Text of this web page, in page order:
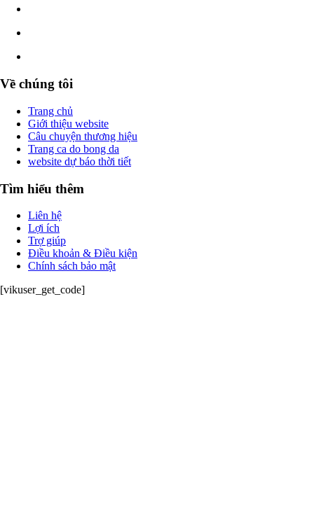
Về chúng tôi
Trang chủ
Giới thiệu website
Câu chuyện thương hiệu
Trang ca do bong da
website dự báo thời tiết
Tìm hiểu thêm
Liên hệ
Lợi ích
Trợ giúp
Điều khoản & Điều kiện
Chính sách bảo mật
[vikuser_get_code]